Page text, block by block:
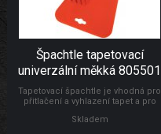
Špachtle tapetovací
univerzální měkká 805501
Tapetovací špachtle je vhodná pro
přitlačení a vyhlazení tapet a pro
samolepicích folií, s drážkou pro
Skladem